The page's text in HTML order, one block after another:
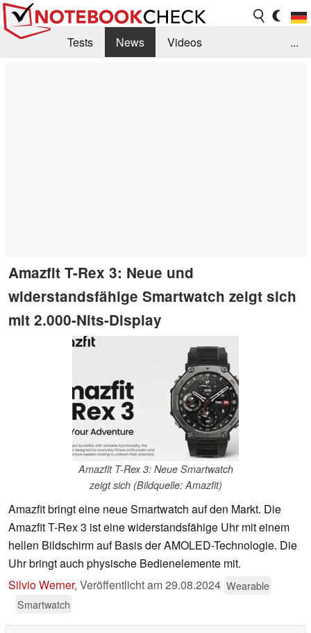
Tests News
Videos
...
Amazfit T-Rex 3: Neue und
widerstandsfähige Smartwatch zeigt sich
mit 2.000-Nits-Display
Amazfit T-Rex 3: Neue Smartwatch
zeigt sich (Bildquelle: Amazfit)
Amazfit bringt eine neue Smartwatch auf den Markt. Die
Amazfit T-Rex 3 ist eine widerstandsfähige Uhr mit einem
hellen Bildschirm auf Basis der AMOLED-Technologie. Die
Uhr bringt auch physische Bedienelemente mit.
Silvio Werner, Veröffentlicht am29.08.2024 Wearable
Smartwatch